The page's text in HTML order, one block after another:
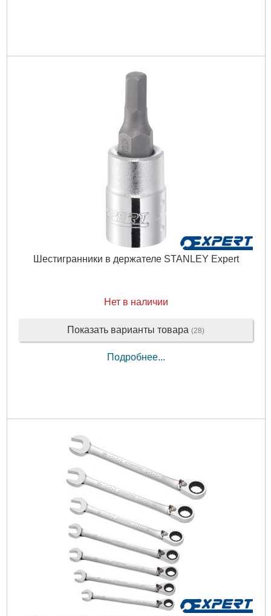
Шестигранники в держателе STANLEY Expert
Нет в наличии
Показать варианты товара (28)
Подробнее...